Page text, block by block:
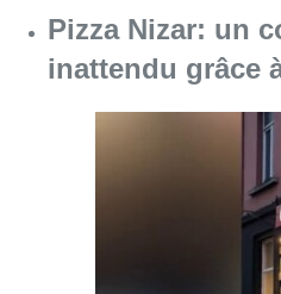
Pizza Nizar: un
inattendu grâce